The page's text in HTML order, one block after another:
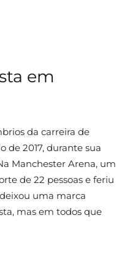
em
da carreira de
de 2017, durante sua
Manchester Arena, um
de 22 pessoas e feriu
uma marca
mas em todos que